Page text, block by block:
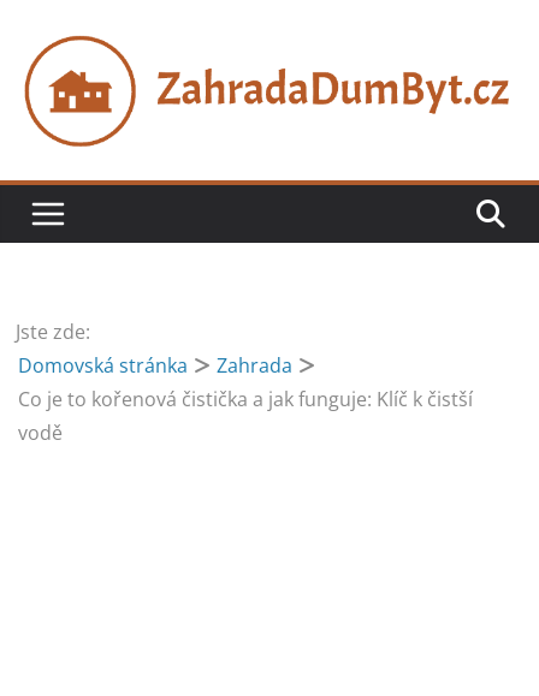
obsah
Jste zde:
Domovská stránka
Zahrada
Co je to kořenová čistička a jak funguje: Klíč k čistší
vodě